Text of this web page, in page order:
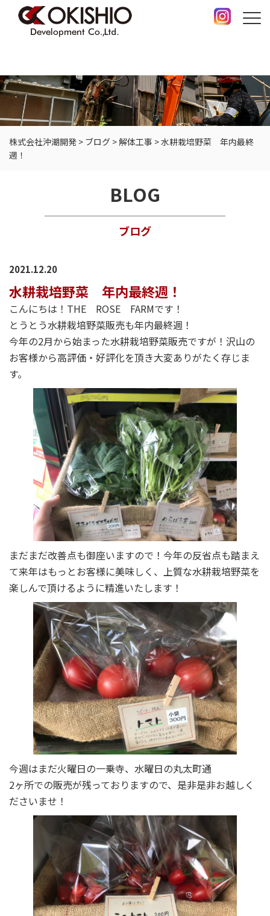
株式会社沖潮開発 > ブログ >解体工事 >水耕栽培野菜 年内最終
週！
BLOG
ブログ
2021.12.20
水耕栽培野菜 年内最終週！
こんにちは！THE ROSE FARMです！
とうとう水耕栽培野菜販売も年内最終週！
今年の2月から始まった水耕栽培野菜販売ですが！沢山の
お客様から高評価・好評化を頂き大変ありがたく存じま
す。
まだまだ改善点も御座いますので！今年の反省点も踏まえ
て来年はもっとお客様に美味しく、上質な水耕栽培野菜を
楽しんで頂けるように精進いたします！
今週はまだ火曜日の一乗寺、水曜日の丸太町通
2ヶ所での販売が残っておりますので、是非是非お越しく
ださいませ！